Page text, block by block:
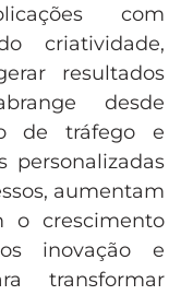
com
criatividade,
resultados
desde
de tráfego e
personalizadas
aumentam
o crescimento
inovação e
transformar